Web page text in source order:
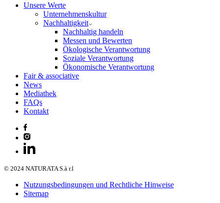
Unsere Werte
Unternehmenskultur
Nachhaltigkeit
Nachhaltig handeln
Messen und Bewerten
Ökologische Verantwortung
Soziale Verantwortung
Ökonomische Verantwortung
Fair & associative
News
Mediathek
FAQs
Kontakt
© 2024 NATURATA S.à r.l
Nutzungsbedingungen und Rechtliche Hinweise
Sitemap